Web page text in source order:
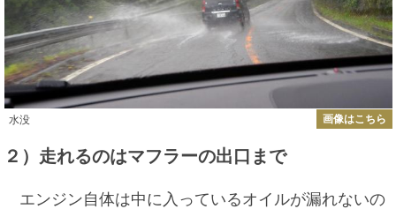
水没 画像はこちら
２）走れるのはマフラーの出口まで
エンジン自体は中に入っているオイルが漏れないの